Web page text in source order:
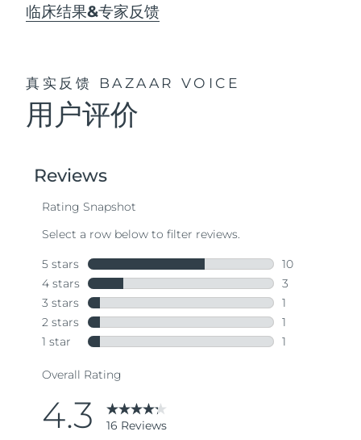
临床结果&专家反馈
真实反馈 BAZAAR VOICE
用户评价